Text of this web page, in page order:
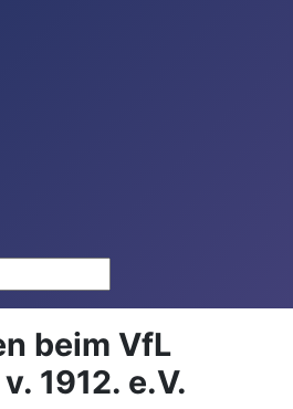
beim VfL
1912. e.V.